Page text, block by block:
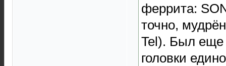
феррита:
точно,
Tel). Был еще
головки